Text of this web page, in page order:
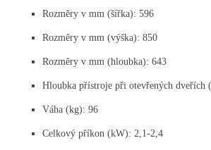
Rozměry v mm (šířka): 596
Rozměry v mm (výška): 850
Rozměry v mm (hloubka): 643
Hloubka přístroje při otevřených dveřích
Váha (kg): 96
Celkový příkon (kW): 2,1-2,4